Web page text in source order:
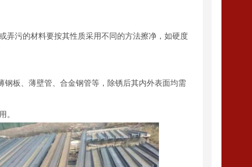
弄污的材料要按其性质采用不同的方法擦净，如硬度
板、薄壁管、合金钢管等，除锈后其内外表面均需
。